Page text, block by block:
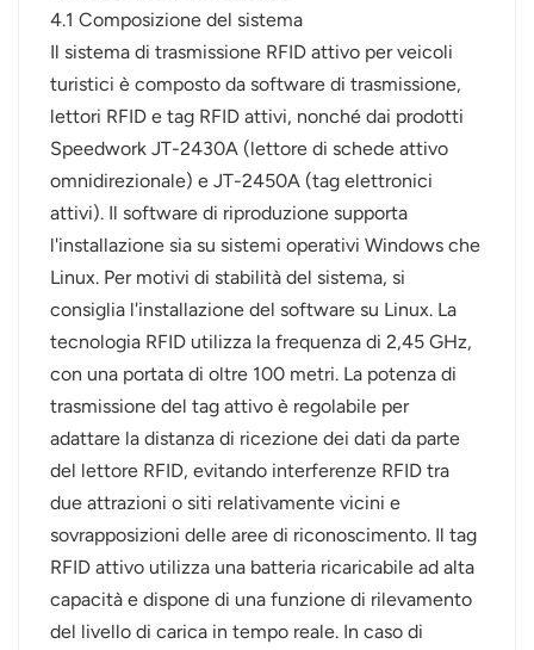
4.1 Composizione del sistema
Il sistema di trasmissione RFID attivo per veicoli
turistici è composto da software di trasmissione,
lettori RFID e tag RFID attivi, nonché dai prodotti
Speedwork JT-2430A (lettore di schede attivo
omnidirezionale) e JT-2450A (tag elettronici
attivi). Il software di riproduzione supporta
l'installazione sia su sistemi operativi Windows che
Linux. Per motivi di stabilità del sistema, si
consiglia l'installazione del software su Linux. La
tecnologia RFID utilizza la frequenza di 2,45 GHz,
con una portata di oltre 100 metri. La potenza di
trasmissione del tag attivo è regolabile per
adattare la distanza di ricezione dei dati da parte
del lettore RFID, evitando interferenze RFID tra
due attrazioni o siti relativamente vicini e
sovrapposizioni delle aree di riconoscimento. Il tag
RFID attivo utilizza una batteria ricaricabile ad alta
capacità e dispone di una funzione di rilevamento
del livello di carica in tempo reale. In caso di